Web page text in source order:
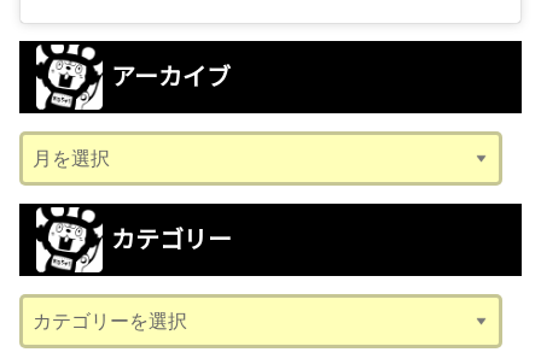
アーカイブ
ー
カ
ブ
カテゴリー
テ